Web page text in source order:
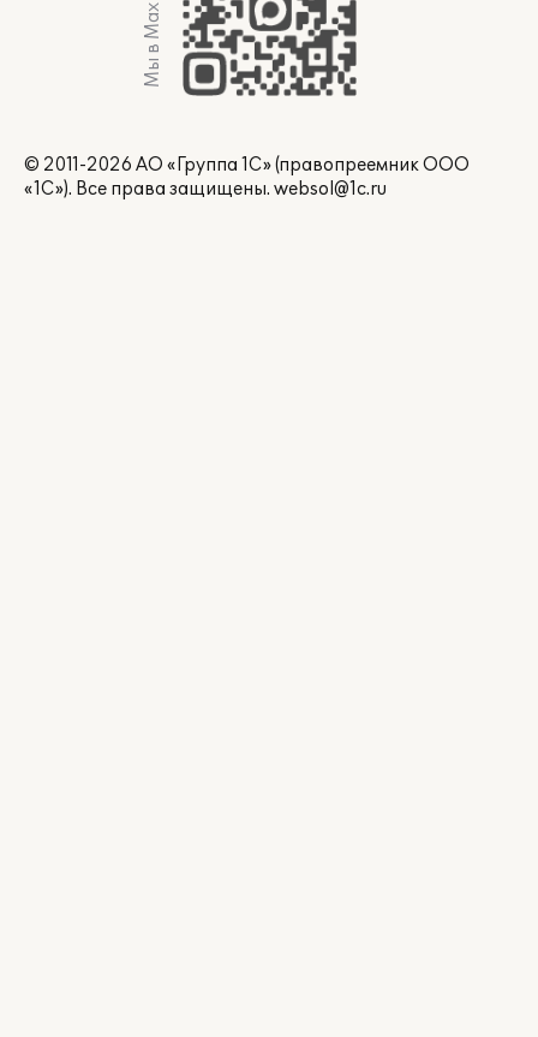
Мы в Max
© 2011-2026 АО «Группа 1С» (правопреемник ООО
«1С»). Все права защищены. websol@1c.ru